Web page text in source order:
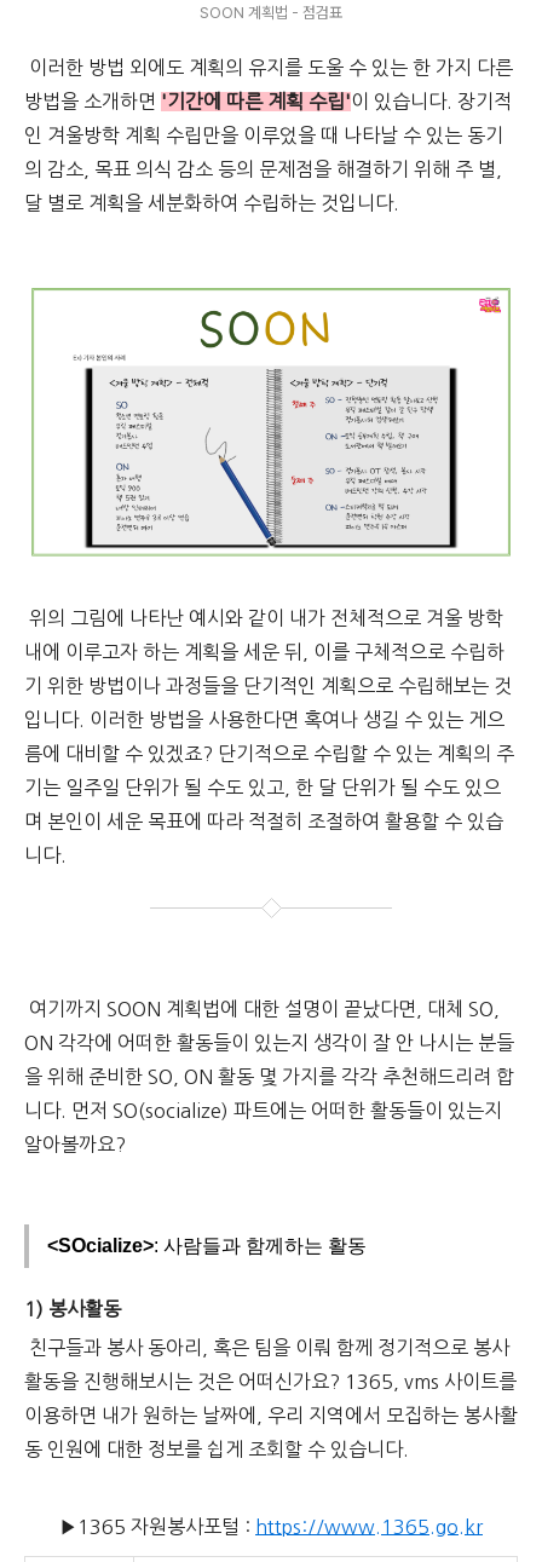
SOON 계획법 - 점검표
이러한 방법 외에도 계획의 유지를 도울 수 있는 한 가지 다른
방법을 소개하면 '기간에 따른 계획 수립'이 있습니다. 장기적
인 겨울방학 계획 수립만을 이루었을 때 나타날 수 있는 동기
의 감소, 목표 의식 감소 등의 문제점을 해결하기 위해 주 별,
달 별로 계획을 세분화하여 수립하는 것입니다.
위의 그림에 나타난 예시와 같이 내가 전체적으로 겨울 방학
내에 이루고자 하는 계획을 세운 뒤, 이를 구체적으로 수립하
기 위한 방법이나 과정들을 단기적인 계획으로 수립해보는 것
입니다. 이러한 방법을 사용한다면 혹여나 생길 수 있는 게으
름에 대비할 수 있겠죠? 단기적으로 수립할 수 있는 계획의 주
기는 일주일 단위가 될 수도 있고, 한 달 단위가 될 수도 있으
며 본인이 세운 목표에 따라 적절히 조절하여 활용할 수 있습
니다.
여기까지 SOON 계획법에 대한 설명이 끝났다면, 대체 SO,
ON 각각에 어떠한 활동들이 있는지 생각이 잘 안 나시는 분들
을 위해 준비한 SO, ON 활동 몇 가지를 각각 추천해드리려 합
니다. 먼저 SO(socialize) 파트에는 어떠한 활동들이 있는지
알아볼까요?
<SOcialize>: 사람들과 함께하는 활동
1) 봉사활동
친구들과 봉사 동아리, 혹은 팀을 이뤄 함께 정기적으로 봉사
활동을 진행해보시는 것은 어떠신가요? 1365, vms 사이트를
이용하면 내가 원하는 날짜에, 우리 지역에서 모집하는 봉사활
동 인원에 대한 정보를 쉽게 조회할 수 있습니다.
▶1365 자원봉사포털 : https://www.1365.go.kr